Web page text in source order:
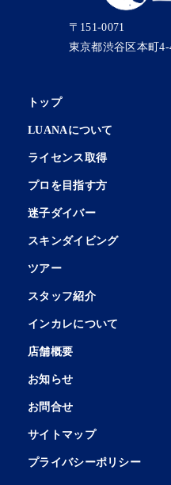
〒151-0071
東京都渋谷区本町
トップ
LUANAについて
ライセンス取得
プロを目指す方
迷子ダイバー
スキンダイビング
ツアー
スタッフ紹介
インカレについて
店舗概要
お知らせ
お問合せ
サイトマップ
プライバシーポリシー